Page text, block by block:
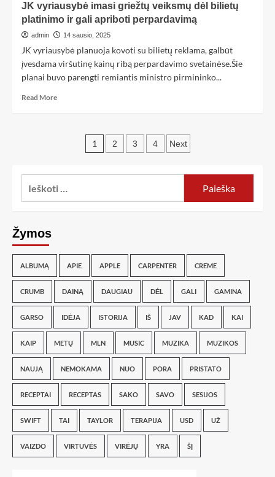
JK vyriausybė imasi griežtų veiksmų dėl bilietų
platinimo ir gali apriboti perpardavimą
admin 14 sausio, 2025
JK vyriausybė planuoja kovoti su bilietų reklama, galbūt
įvesdama viršutinę kainų ribą perpardavimo svetainėse.Šie
planai buvo parengti remiantis ministro pirmininko...
Read More
1 2 3 4 Next
Žymos
ALBUMĄ APIE APPLE CARPENTER CREME
CRUMB DAINĄ DAUGIAU DĖL GALI GAMINA
GARSO IDĖJA ISTORIJA IŠ JAV KAD KAI
KAIP METŲ MLN MUSIC MUZIKA MUZIKOS
NAUJĄ NEMOKAMA NUO PORA PRISTATO
RECEPTAI RECEPTAS SAKO SAVO SESIJOS
SWIFT TAI TAYLOR TERAPIJA USD UŽ
VAIZDO VIRTUVĖS VIRĖJŲ YRA ŠĮ